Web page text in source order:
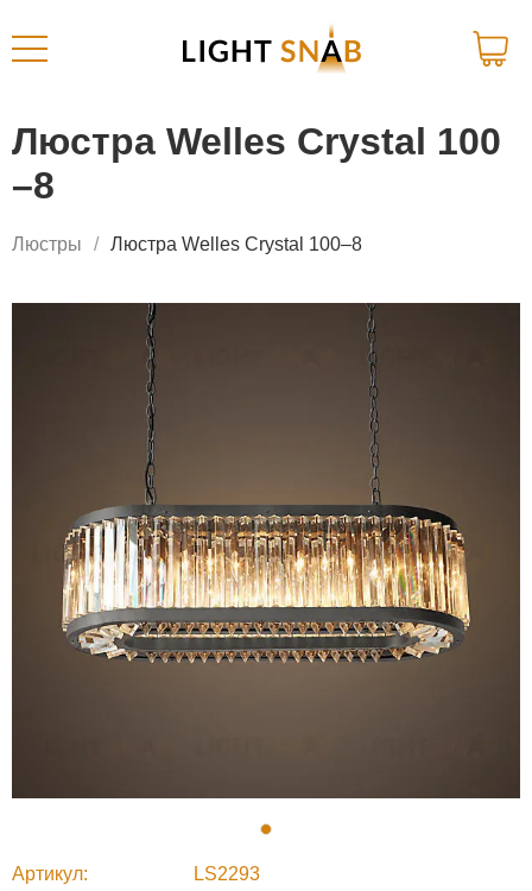
Люстра Welles Crystal 100
–8
Люстры Люстра Welles Crystal 100–8
Артикул
LS2293